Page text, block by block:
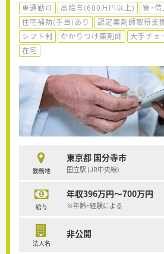
車通勤可
高給与(600万円以上)
寮・
住宅補助(手当)あり
認定薬剤師取得支
シフト制
かかりつけ薬剤師 大手チェ
在宅
勤務地
東京都 国分寺市
国立駅 (JR中央線)
給与
年収396万円～700万円
※年齢・経験による
法人名
非公開